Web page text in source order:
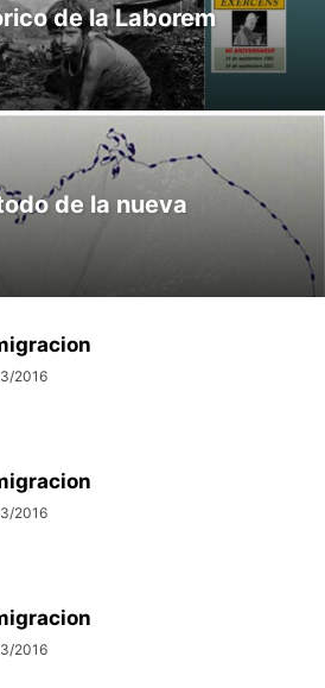
de la Laborem
de la nueva
2016
2016
2016